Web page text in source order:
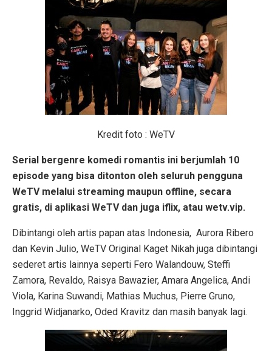
Kredit foto : WeTV
Serial bergenre komedi romantis ini berjumlah 10
episode yang bisa ditonton oleh seluruh pengguna
WeTV melalui streaming maupun offline, secara
gratis, di aplikasi WeTV dan juga iflix, atau wetv.vip.
Dibintangi oleh artis papan atas Indonesia, Aurora Ribero
dan Kevin Julio, WeTV Original Kaget Nikah juga dibintangi
sederet artis lainnya seperti Fero Walandouw, Steffi
Zamora, Revaldo, Raisya Bawazier, Amara Angelica, Andi
Viola, Karina Suwandi, Mathias Muchus, Pierre Gruno,
Inggrid Widjanarko, Oded Kravitz dan masih banyak lagi.